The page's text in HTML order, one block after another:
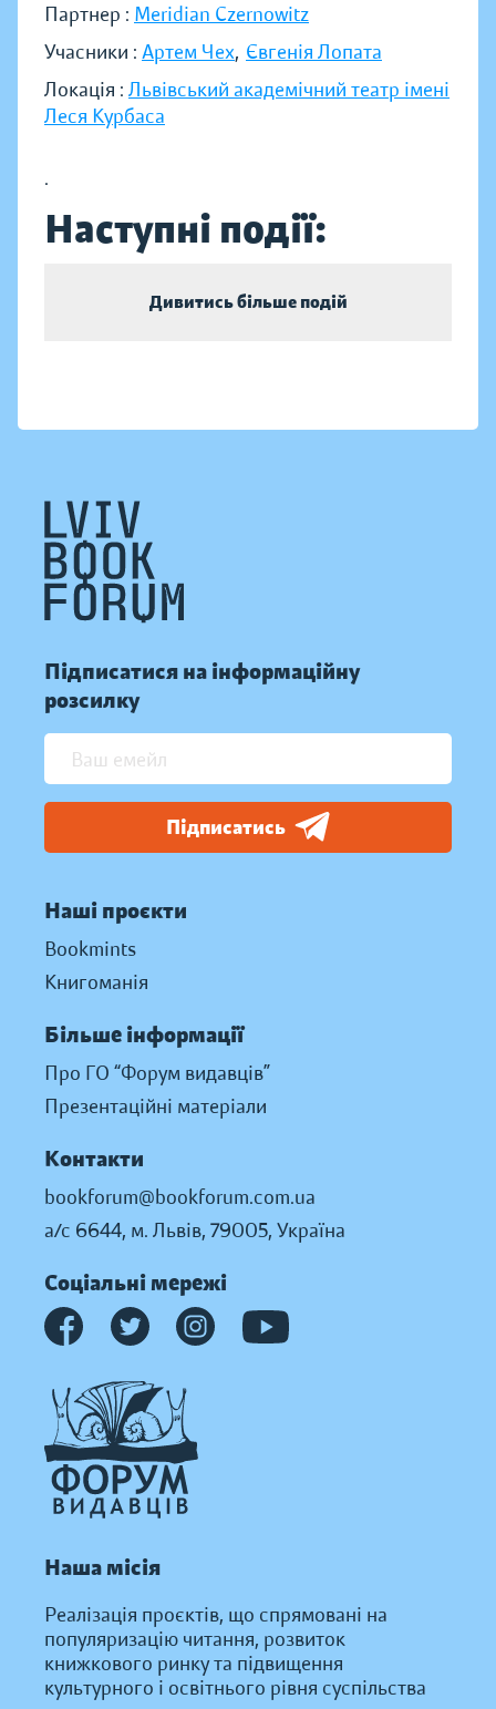
Партнер : Meridian Czernowitz
Учасники : Артем Чех, Євгенія Лопата
Локація : Львівський академічний театр імені
Леся Курбаса
.
Наступні події:
Дивитись більше подій
Підписатися на інформаційну
розсилку
Підписатись
Наші проєкти
Bookmints
Книгоманія
Більше інформації
Про ГО “Форум видавців”
Презентаційні матеріали
Контакти
bookforum@bookforum.com.ua
а/с 6644, м. Львів, 79005, Україна
Соціальні мережі
Наша місія
Реалізація проєктів, що спрямовані на
популяризацію читання, розвиток
книжкового ринку та підвищення
культурного і освітнього рівня суспільства